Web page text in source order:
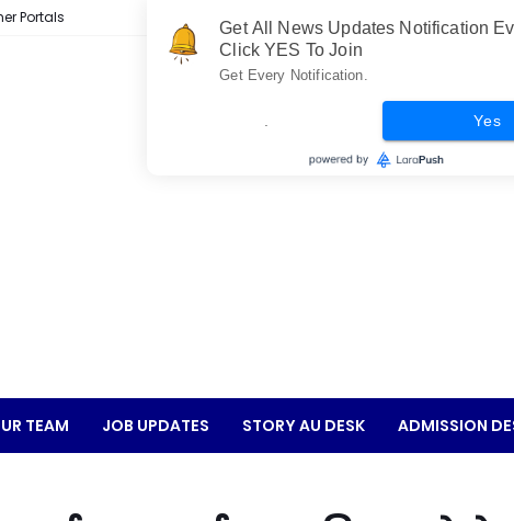
Portals
TEAM JOB UPDATES STORY AU DESK ADMISSION
Get All News Updates Notification
Click YES To Join
Get Every Notification.
Yes